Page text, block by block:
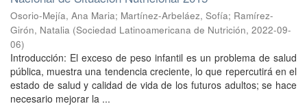
Osorio-Mejía, Ana Maria; Martínez-Arbeláez, Sofía; Ramírez-
Girón, Natalia (Sociedad Latinoamericana de Nutrición, 2022-09-
06)
Introducción: El exceso de peso infantil es un problema de salud
pública, muestra una tendencia creciente, lo que repercutirá en el
estado de salud y calidad de vida de los futuros adultos; se hace
necesario mejorar la ...